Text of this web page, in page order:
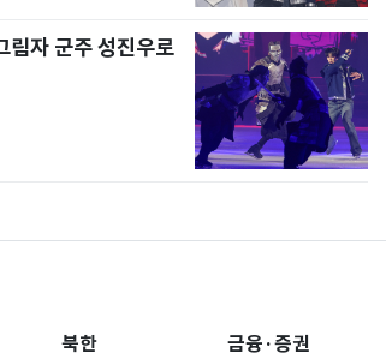
림자 군주 성진우로
북한 금융·증권